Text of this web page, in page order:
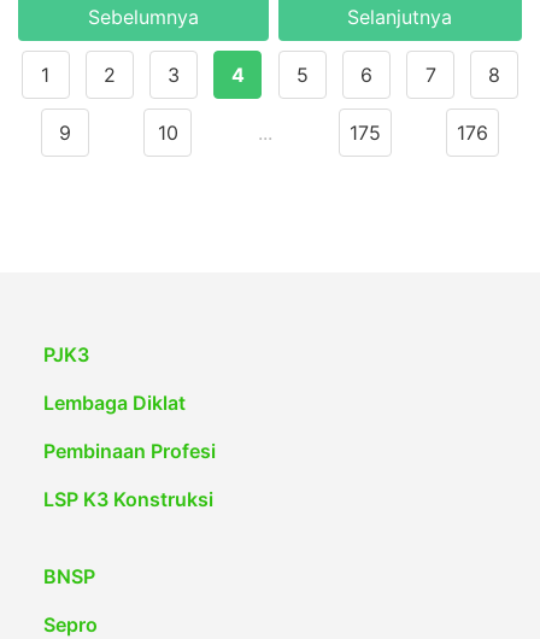
Sebelumnya Selanjutnya
1 2 3 4 5 6 7 8
9 10 ... 175 176
PJK3
Lembaga Diklat
Pembinaan Profesi
LSP K3 Konstruksi
BNSP
Sepro